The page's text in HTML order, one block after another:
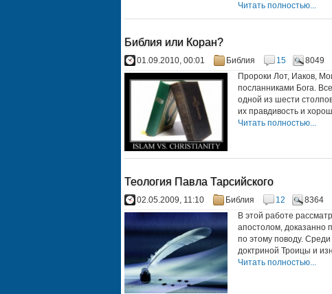
Читать полностью...
Библия или Коран?
01.09.2010, 00:01 Библия 15
8049
Пророки Лот, Иаков,
посланниками Бога.
одной из шести
их правдивость и
Читать полностью...
Теология Павла Тарсийского
02.05.2009, 11:10 Библия 12
8364
В этой работе
апостолом, доказанно
по этому поводу.
доктриной Троицы и
Читать полностью...